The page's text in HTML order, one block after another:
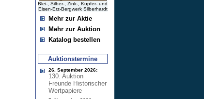
Blei-, Silber-, Zink-, Kupfer- und
Eisen-Erz-Bergwerk Silberhardt
Mehr zur Aktie
Mehr zur Auktion
Katalog bestellen
Auktionstermine
26. September 2026:
130. Auktion
Freunde Historischer
Wertpapiere